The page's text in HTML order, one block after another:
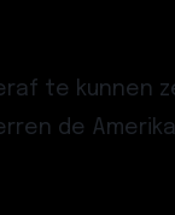
te kunnen
de